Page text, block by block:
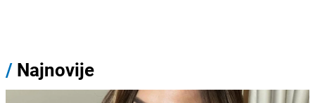
/ Najnovije